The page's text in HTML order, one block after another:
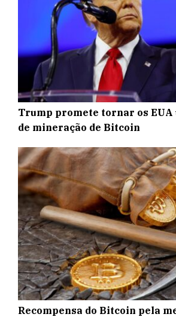
Trump promete tornar os EUA
de mineração de Bitcoin
Recompensa do Bitcoin pela